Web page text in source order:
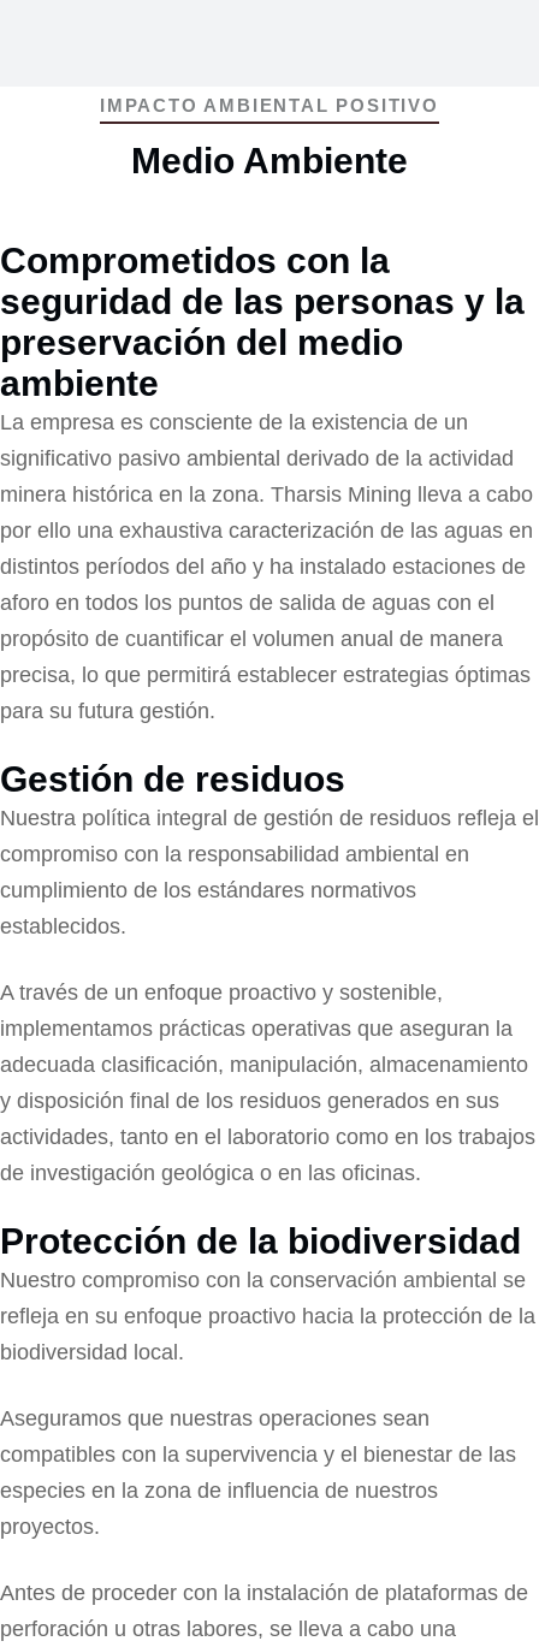
IMPACTO AMBIENTAL POSITIVO
Medio Ambiente
Comprometidos con la
seguridad de las personas y la
preservación del medio
ambiente
La empresa es consciente de la existencia de un
significativo pasivo ambiental derivado de la actividad
minera histórica en la zona. Tharsis Mining lleva a cabo
por ello una exhaustiva caracterización de las aguas en
distintos períodos del año y ha instalado estaciones de
aforo en todos los puntos de salida de aguas con el
propósito de cuantificar el volumen anual de manera
precisa, lo que permitirá establecer estrategias óptimas
para su futura gestión.
Gestión de residuos
Nuestra política integral de gestión de residuos refleja el
compromiso con la responsabilidad ambiental en
cumplimiento de los estándares normativos
establecidos.
A través de un enfoque proactivo y sostenible,
implementamos prácticas operativas que aseguran la
adecuada clasificación, manipulación, almacenamiento
y disposición final de los residuos generados en sus
actividades, tanto en el laboratorio como en los trabajos
de investigación geológica o en las oficinas.
Protección de la biodiversidad
Nuestro compromiso con la conservación ambiental se
refleja en su enfoque proactivo hacia la protección de la
biodiversidad local.
Aseguramos que nuestras operaciones sean
compatibles con la supervivencia y el bienestar de las
especies en la zona de influencia de nuestros
proyectos.
Antes de proceder con la instalación de plataformas de
perforación u otras labores, se lleva a cabo una